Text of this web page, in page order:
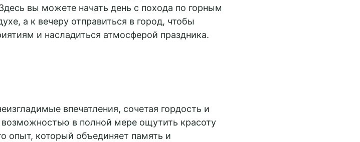
вы можете начать день с похода по горным
а к вечеру отправиться в город, чтобы
и насладиться атмосферой праздника.
впечатления, сочетая гордость и
в полной мере ощутить красоту
опыт, который объединяет память и